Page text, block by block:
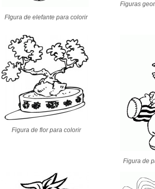
FIgura de elefante para colorir
Figuras
Figura de flor para colorir
Figura de